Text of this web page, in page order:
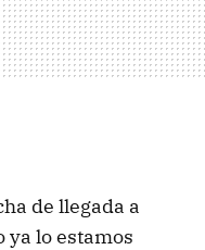
de llegada a
ya lo estamos